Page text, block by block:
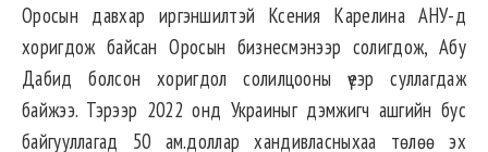
Оросын давхар иргэншилтэй Ксения Карелина АНУ-д
хоригдож байсан Оросын бизнесмэнээр солигдож, Абу
Дабид болсон хоригдол солилцооны үеэр суллагдаж
байжээ. Тэрээр 2022 онд Украиныг дэмжигч ашгийн бус
байгууллагад 50 ам.доллар хандивласныхаа төлөө эх